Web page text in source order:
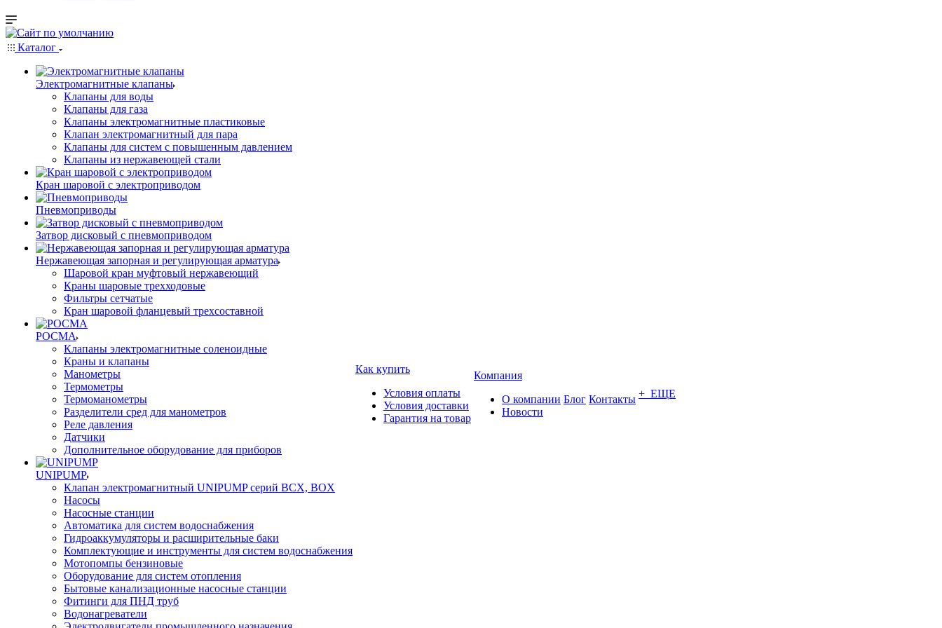
Каталог
Электромагнитные клапаны
Клапаны для воды
Клапаны для газа
Клапаны электромагнитные пластиковые
Клапан электромагнитный для пара
Клапаны для систем с повышенным давлением
Клапаны из нержавеющей стали
Кран шаровой с электроприводом
Пневмоприводы
Затвор дисковый с пневмоприводом
Нержавеющая запорная и регулирующая арматура
Шаровой кран муфтовый нержавеющий
Краны шаровые трехходовые
Фильтры сетчатые
Кран шаровой фланцевый трехсоставной
РОСМА
Клапаны электромагнитные соленоидные
Краны и клапаны
Манометры
Термометры
Термоманометры
Разделители сред для манометров
Реле давления
Датчики
Дополнительное оборудование для приборов
UNIPUMP
Клапан электромагнитный UNIPUMP серий BCX, BOX
Насосы
Насосные станции
Автоматика для систем водоснабжения
Гидроаккумуляторы и расширительные баки
Комплектующие и инструменты для систем водоснабжения
Мотопомпы бензиновые
Оборудование для систем отопления
Бытовые канализационные насосные станции
Фитинги для ПНД труб
Водонагреватели
Как купить
Условия оплаты
Условия доставки
Гарантия на товар
Компания
О компании
Новости
Блог Контакты + ЕЩЕ